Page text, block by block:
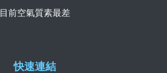
快速連結
目前空氣質素最差